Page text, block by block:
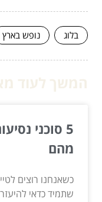
בלוג נופש בארץ
המשך לעוד
5 סוכני
מהם
כשאנחנו רוצים
שתמיד כדאי